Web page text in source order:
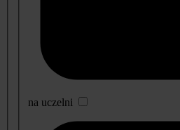
na uczelni